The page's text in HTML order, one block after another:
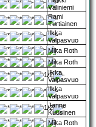
Väliniemi
Rami
Turtiainen
Ilkka
Valpasvuo
Mika Roth
Mika Roth
Ilkka
Valpasvuo
Ilkka
Valpasvuo
Janne
Kuusinen
Mika Roth